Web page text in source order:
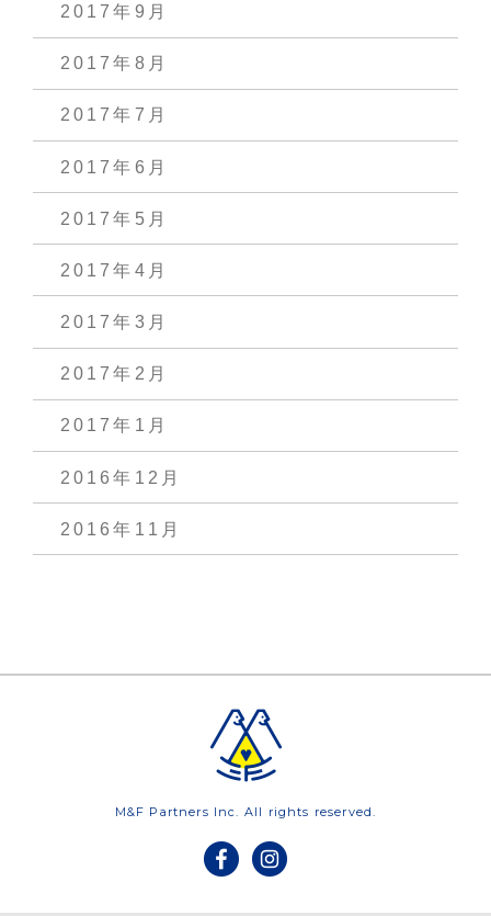
2017年9月
2017年8月
2017年7月
2017年6月
2017年5月
2017年4月
2017年3月
2017年2月
2017年1月
2016年12月
2016年11月
M&F Partners Inc. All rights reserved.